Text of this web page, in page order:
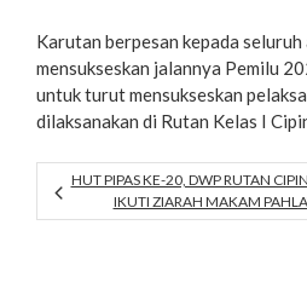
Karutan berpesan kepada
mensukseskan jalannya Pemilu
untuk turut mensukseskan
dilaksanakan di Rutan Kelas I
HUT PIPAS KE-20, DWP RUTAN
IKUTI ZIARAH MAKAM